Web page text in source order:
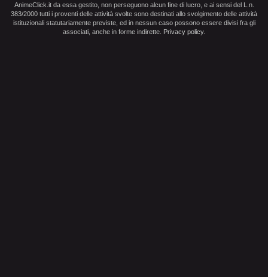
AnimeClick.it da essa gestito, non perseguono alcun fine di lucro, e ai sensi del L.n.
383/2000 tutti i proventi delle attività svolte sono destinati allo svolgimento delle attività
istituzionali statutariamente previste, ed in nessun caso possono essere divisi fra gli
associati, anche in forme indirette. Privacy policy.